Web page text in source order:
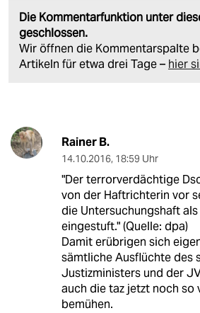
Die Kommentarfunktion unter
geschlossen.
Wir öffnen die Kommentarspalte
Artikeln für etwa drei Tage – hier
Rainer B.
14.10.2016, 18:59 Uhr
"Der terrorverdächtige
von der Haftrichterin vor
die Untersuchungshaft
eingestuft." (Quelle: dpa)
Damit erübrigen sich
sämtliche Ausflüchte des
Justizministers und der
auch die taz jetzt noch so
bemühen.